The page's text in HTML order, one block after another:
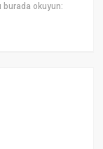
burada okuyun: